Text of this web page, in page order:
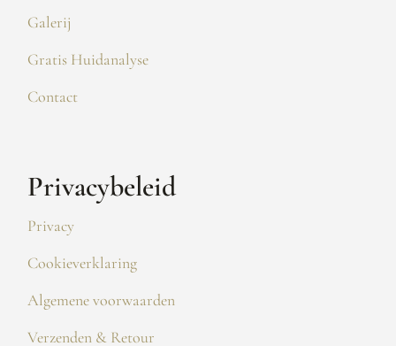
Galerij
Gratis Huidanalyse
Contact
Privacybeleid
Privacy
Cookieverklaring
Algemene voorwaarden
Verzenden & Retour